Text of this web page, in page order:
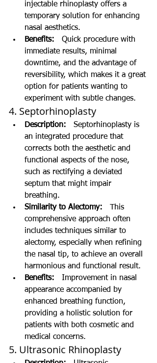
injectable rhinoplasty offers a
temporary solution for enhancing
nasal aesthetics.
Benefits: Quick procedure with
immediate results, minimal
downtime, and the advantage of
reversibility, which makes it a great
option for patients wanting to
experiment with subtle changes.
4. Septorhinoplasty
Description: Septorhinoplasty is
an integrated procedure that
corrects both the aesthetic and
functional aspects of the nose,
such as rectifying a deviated
septum that might impair
breathing.
Similarity to Alectomy: This
comprehensive approach often
includes techniques similar to
alectomy, especially when refining
the nasal tip, to achieve an overall
harmonious and functional result.
Benefits: Improvement in nasal
appearance accompanied by
enhanced breathing function,
providing a holistic solution for
patients with both cosmetic and
medical concerns.
5. Ultrasonic Rhinoplasty